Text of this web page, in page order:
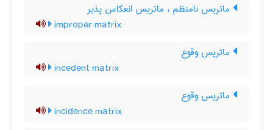
ماتریس نامنظم ، ماتریس انعکاس پذیر
improper matrix
ماتریس وقوع
incedent matrix
ماتریس وقوع
incidence matrix